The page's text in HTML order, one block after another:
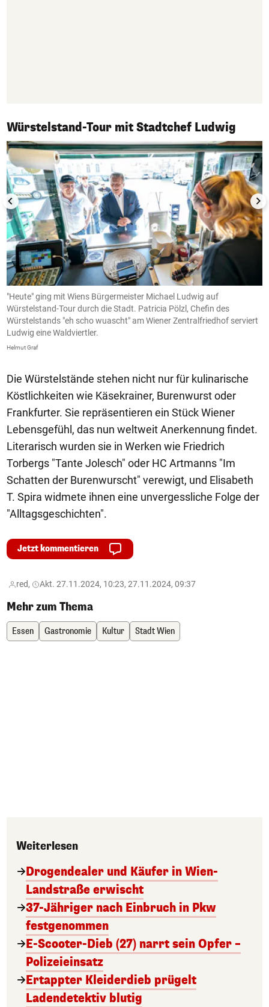
Würstelstand-Tour mit Stadtchef Ludwig
1/10
"Heute" ging mit Wiens Bürgermeister Michael Ludwig auf
Würstelstand-Tour durch die Stadt. Patricia Pölzl, Chefin des
Würstelstands "eh scho wuascht" am Wiener Zentralfriedhof serviert
Ludwig eine Waldviertler.
Helmut Graf
Die Würstelstände stehen nicht nur für kulinarische
Köstlichkeiten wie Käsekrainer, Burenwurst oder
Frankfurter. Sie repräsentieren ein Stück Wiener
Lebensgefühl, das nun weltweit Anerkennung findet.
Literarisch wurden sie in Werken wie Friedrich
Torbergs "Tante Jolesch" oder HC Artmanns "Im
Schatten der Burenwurscht" verewigt, und Elisabeth
T. Spira widmete ihnen eine unvergessliche Folge der
"Alltagsgeschichten".
Jetzt kommentieren
red, Akt. 27.11.2024, 10:23, 27.11.2024, 09:37
Mehr zum Thema
Essen Gastronomie Kultur Stadt Wien
Weiterlesen
Drogendealer und Käufer in Wien-
Landstraße erwischt
37-Jähriger nach Einbruch in Pkw
festgenommen
E-Scooter-Dieb (27) narrt sein Opfer –
Polizeieinsatz
Ertappter Kleiderdieb prügelt
Ladendetektiv blutig